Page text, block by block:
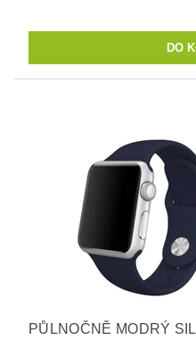
PŮLNOČNĚ MODRÝ